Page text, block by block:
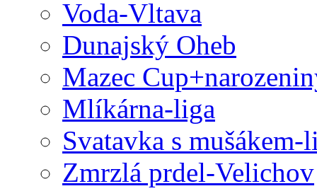
Voda-Vltava
Dunajský Oheb
Mazec
Mlíkárna-liga
Svatavka s mušákem-
Zmrzlá prdel-Velichov